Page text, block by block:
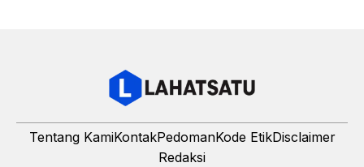
Tentang KamiKontakPedomanKode EtikDisclaimer
Redaksi